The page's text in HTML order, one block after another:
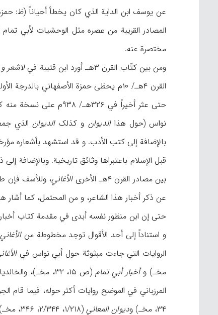
المصادر القریبة من عصره مثل الوحشیات لأبي تمام (ص ۱۴۰)، وآثار
مختصرة عنه.
ومن بین کتّاب القرن ۳هـ أورد ابن قتیبة في
لاشعر
القرن ۴هـ/ ۱۰م یحظی حمزة الأصفهاني
نواس (حول هذاالدیوان و کذلکالدیوان الذي
بین مصادر القرن ۴هـ الأخری
الأغاني، وللأسف فإن
عن ذکر أخبار هذا الشاعر، و من المحتمل، کما
حتی إن ابن منظور نفسه أبدی في مقدمة کتاب أخبار أبي نواس (ط القاهرة، ۱/۱)تعجبه الشدید من
و استناداً إلی أحد الأقوال توجد مخطوطة منالأغاني
الروایات التي جاءت مبثوثة حول أبي نواس في
مخـ) وأخبار أبي تمام (ص ۱۵، ۳۲، مخـ)، والخالدیان في
المرزباني في الموضح روایات أکثر حوله، فیما قام
۳۴، مخـ) و
دیوان المعاني(۱/۲۱۸، ۲/۳۴۴، ۳۴۶، مخـ) بتحلیل ودراسة بعض من خصائص شعره.